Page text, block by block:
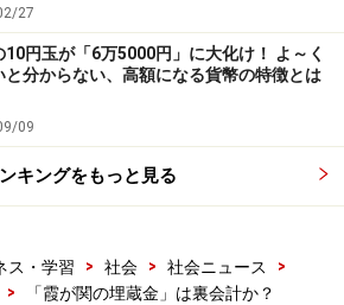
国民年金、産業投資、道路整備、
特別会計が存在します。名称を聞け
民生活に欠かせない会計だというこ
。
というのに、「裏会計」などと悪く
、裏会計なのでしょうか。
27
10円玉が「6万5000円」に大化け！ よ～く
と分からない、高額になる貨幣の特徴とは
09
キングをもっと見る
ス・学習 > 社会 > 社会ニュース
>
> 「霞が関の埋蔵金」は裏会計か？